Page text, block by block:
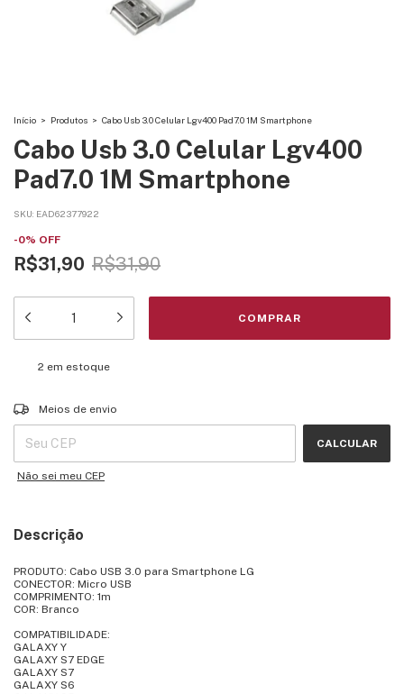
Início > Produtos > Cabo Usb 3.0 Celular Lgv400 Pad7.0 1M Smartphone
Cabo Usb 3.0 Celular Lgv400
Pad7.0 1M Smartphone
SKU: EAD62377922
-0% OFF
R$31,90 R$31,90
2 em estoque
Entregas para o CEP:
Meios de envio
CALCULAR
Não sei meu CEP
Descrição
PRODUTO: Cabo USB 3.0 para Smartphone LG
CONECTOR: Micro USB
COMPRIMENTO: 1m
COR: Branco
COMPATIBILIDADE:
GALAXY Y
GALAXY S7 EDGE
GALAXY S7
GALAXY S6